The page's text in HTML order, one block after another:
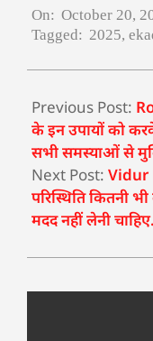
On: October 20,
Tagged: 2025,
Previous Post:
के इन उपायों को
सभी समस्याओं से
Next Post: Vidur
परिस्थिति कितनी
मदद नहीं लेनी चाहिए.